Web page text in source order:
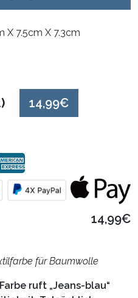
14,99€
für Baumwolle
ruft „Jeans-blau“
X 7.5cm X 7.3cm
14,99€